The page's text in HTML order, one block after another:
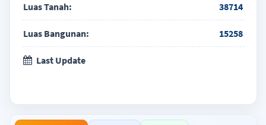
Luas Tanah: 38714
Luas Bangunan: 15258
Last Update